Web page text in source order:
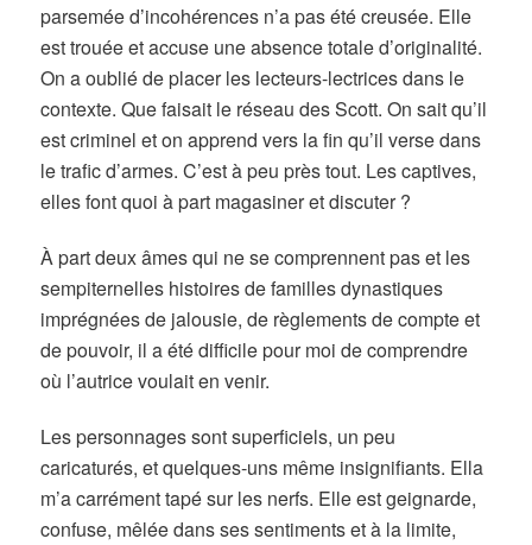
parsemée d’incohérences n’a pas été creusée. Elle
est trouée et accuse une absence totale d’originalité.
On a oublié de placer les lecteurs-lectrices dans le
contexte. Que faisait le réseau des Scott. On sait qu’il
est criminel et on apprend vers la fin qu’il verse dans
le trafic d’armes. C’est à peu près tout. Les captives,
elles font quoi à part magasiner et discuter ?
À part deux âmes qui ne se comprennent pas et les
sempiternelles histoires de familles dynastiques
imprégnées de jalousie, de règlements de compte et
de pouvoir, il a été difficile pour moi de comprendre
où l’autrice voulait en venir.
Les personnages sont superficiels, un peu
caricaturés, et quelques-uns même insignifiants. Ella
m’a carrément tapé sur les nerfs. Elle est geignarde,
confuse, mêlée dans ses sentiments et à la limite,